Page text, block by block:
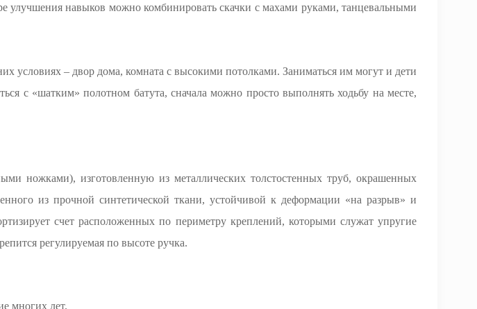
улучшения навыков можно комбинировать скачки с махами руками, танцевальными
условиях – двор дома, комната с высокими потолками. Заниматься им могут и дети
с «шатким» полотном батута, сначала можно просто выполнять ходьбу на месте,
ножками), изготовленную из металлических толстостенных труб, окрашенных
из прочной синтетической ткани, устойчивой к деформации «на разрыв» и
счет расположенных по периметру креплений, которыми служат упругие
регулируемая по высоте ручка.
многих лет.